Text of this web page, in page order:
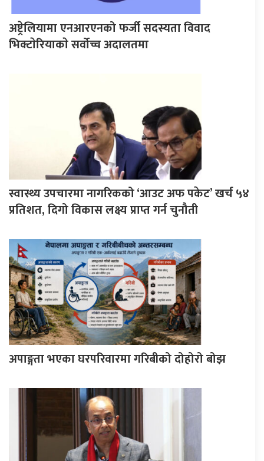
अष्ट्रेलियामा एनआरएनको फर्जी सदस्यता विवाद
भिक्टाेरियाकाे सर्वोच्च अदालतमा
स्वास्थ्य उपचारमा नागरिकको ‘आउट अफ पकेट’ खर्च ५४
प्रतिशत, दिगो विकास लक्ष्य प्राप्त गर्न चुनौती
अपाङ्गता भएका घरपरिवारमा गरिबीको दोहोरो बोझ